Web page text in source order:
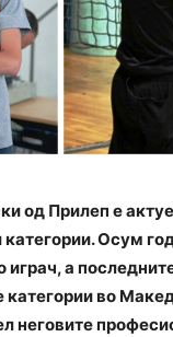
од Прилеп е
категории. Осум
а
во
неговите